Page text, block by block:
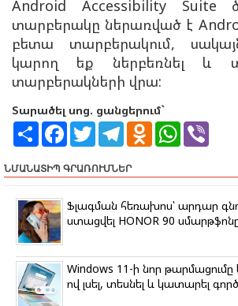
Android Accessibility Suite
տարբերակը ներառված է
բետա տարբերակում,
կարող եք ներբեռնել և
տարբերակների վրա:
Տարածել սոց. ցանցերում`
S
r
e
F
e
b
o
k
T
t
t
r
T
e
g
a
m
O
k
a
s
s
i
k
i
W
s
p
p
r
ՆՄԱՆԱՏԻՊ ԳՐԱՌՈՒՄՆԵՐ
Ֆլագման հեռախոս՝ արդար
ստացվել HONOR 90
Windows 11-ի նոր թարմացումը
ով լսել, տեսնել և կատարել